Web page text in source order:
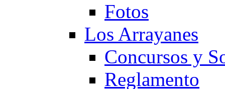
Fotos
Los Arrayanes
Concursos y
Reglamento